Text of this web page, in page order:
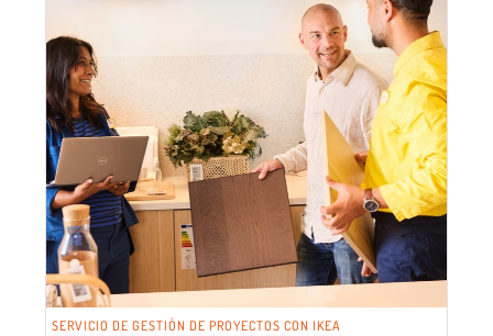
SERVICIO DE GESTIÓN DE PROYECTOS CON IKEA